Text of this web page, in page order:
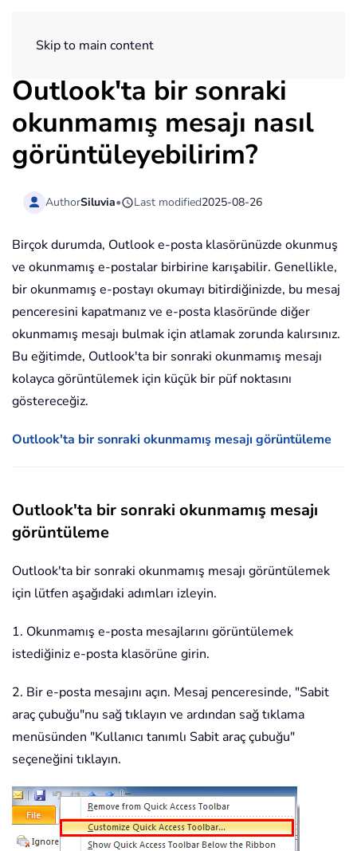
Skip to main content
Outlook'ta bir sonraki
okunmamış mesajı nasıl
görüntüleyebilirim?
AuthorSiluvia• Last modified2025-08-26
Birçok durumda, Outlook e-posta klasörünüzde okunmuş
ve okunmamış e-postalar birbirine karışabilir. Genellikle,
bir okunmamış e-postayı okumayı bitirdiğinizde, bu mesaj
penceresini kapatmanız ve e-posta klasöründe diğer
okunmamış mesajı bulmak için atlamak zorunda kalırsınız.
Bu eğitimde, Outlook'ta bir sonraki okunmamış mesajı
kolayca görüntülemek için küçük bir püf noktasını
göstereceğiz.
Outlook'ta bir sonraki okunmamış mesajı görüntüleme
Outlook'ta bir sonraki okunmamış mesajı
görüntüleme
Outlook'ta bir sonraki okunmamış mesajı görüntülemek
için lütfen aşağıdaki adımları izleyin.
1. Okunmamış e-posta mesajlarını görüntülemek
istediğiniz e-posta klasörüne girin.
2. Bir e-posta mesajını açın. Mesaj penceresinde, "Sabit
araç çubuğu"nu sağ tıklayın ve ardından sağ tıklama
menüsünden "Kullanıcı tanımlı Sabit araç çubuğu"
seçeneğini tıklayın.